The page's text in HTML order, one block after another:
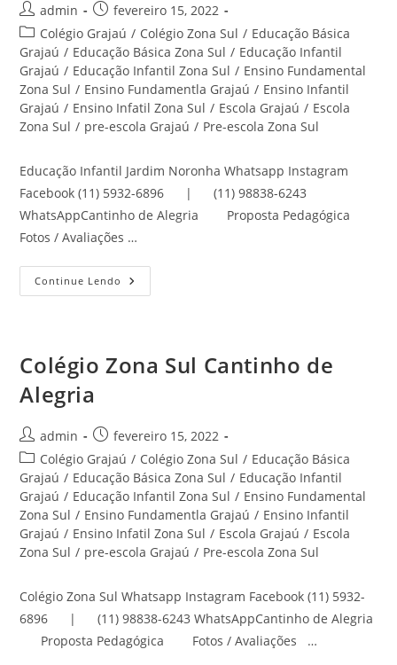
Autor
do
post:
admin
Post
publicado:
fevereiro 15, 2022
Categoria
do
post:
Colégio Grajaú / Colégio Zona Sul / Educação Básica
Grajaú / Educação Básica Zona Sul / Educação Infantil
Grajaú / Educação Infantil Zona Sul / Ensino Fundamental
Zona Sul / Ensino Fundamentla Grajaú / Ensino Infantil
Grajaú / Ensino Infatil Zona Sul / Escola Grajaú / Escola
Zona Sul / pre-escola Grajaú / Pre-escola Zona Sul
Educação Infantil Jardim Noronha Whatsapp Instagram
Facebook (11) 5932-6896 | (11) 98838-6243
WhatsAppCantinho de Alegria Proposta Pedagógica
Fotos / Avaliações …
Continue Lendo Educação
Infantil
Cantinho
De
Colégio Zona Sul Cantinho de
Alegria
Autor
do
post:
admin
Post
publicado:
fevereiro 15, 2022
Categoria
do
post:
Colégio Grajaú / Colégio Zona Sul / Educação Básica
Grajaú / Educação Básica Zona Sul / Educação Infantil
Grajaú / Educação Infantil Zona Sul / Ensino Fundamental
Zona Sul / Ensino Fundamentla Grajaú / Ensino Infantil
Grajaú / Ensino Infatil Zona Sul / Escola Grajaú / Escola
Zona Sul / pre-escola Grajaú / Pre-escola Zona Sul
Colégio Zona Sul Whatsapp Instagram Facebook (11) 5932-
6896 | (11) 98838-6243 WhatsAppCantinho de Alegria
Proposta Pedagógica Fotos / Avaliações …